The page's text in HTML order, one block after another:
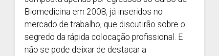
Biomedicina em 2008, já inseridos no
mercado de trabalho, que discutirão sobre o
segredo da rápida colocação profissional. E
não se pode deixar de destacar a